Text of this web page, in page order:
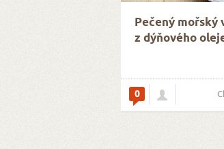
Pečený mořský
z dýňového
0